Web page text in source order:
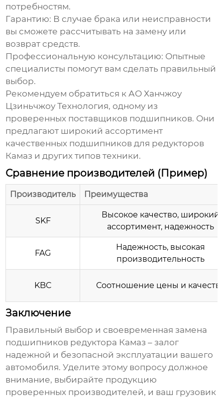
потребностям.
Гарантию: В случае брака или неисправности
вы сможете рассчитывать на замену или
возврат средств.
Профессиональную консультацию: Опытные
специалисты помогут вам сделать правильный
выбор.
Рекомендуем обратиться кАО Ханчжоу
Цзиньчжоу Технология, одному из
проверенных поставщиков подшипников. Они
предлагают широкий ассортимент
качественных подшипников для редукторов
Камаз и других типов техники.
Сравнение производителей (Пример)
Производитель Преимущества
SKF
Высокое качество, широкий
ассортимент, надежность
FAG
Надежность, высокая
производительность
KBC Соотношение цены и
Заключение
Правильный выбор и своевременная замена
подшипников редуктора Камаз – залог
надежной и безопасной эксплуатации вашего
автомобиля. Уделите этому вопросу должное
внимание, выбирайте продукцию
проверенных производителей, и ваш грузовик